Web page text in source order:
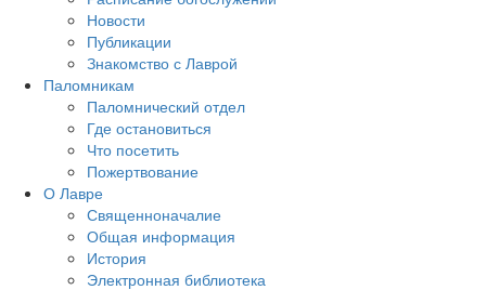
Новости
Публикации
Знакомство с Лаврой
Паломникам
Паломнический отдел
Где остановиться
Что посетить
Пожертвование
О Лавре
Священноначалие
Общая информация
История
Электронная библиотека